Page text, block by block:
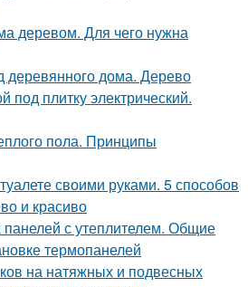
деревом. Для чего нужна
деревянного дома. Дерево
под плитку электрический.
пола. Принципы
своими руками. 5 способов
и красиво
с утеплителем. Общие
термопанелей
на натяжных и подвесных